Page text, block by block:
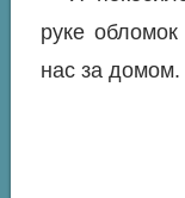
руке
нас за домом.